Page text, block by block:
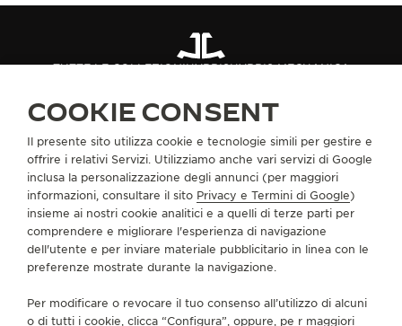
TUTTE LE COLLEZIONIHYBRISHYBRIS MECHANICA
INFORMAZIONI SU DI NOI
SERVIZI
CONTATTI
COOKIE CONSENT
Il presente sito utilizza cookie e tecnologie simili per gestire e
offrire i relativi Servizi. Utilizziamo anche vari servizi di Google
inclusa la personalizzazione degli annunci (per maggiori
informazioni, consultare il sito Privacy e Termini di Google)
insieme ai nostri cookie analitici e a quelli di terze parti per
comprendere e migliorare l'esperienza di navigazione
dell'utente e per inviare materiale pubblicitario in linea con le
preferenze mostrate durante la navigazione.
Per modificare o revocare il tuo consenso all’utilizzo di alcuni
o di tutti i cookie, clicca “Configura”, oppure, pe r maggiori